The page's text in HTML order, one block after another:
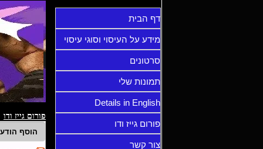
דף הבית
מידע על העיסוי וסוגי עיסוי
סרטונים
תמונות שלי
Details in English
פורום גייז ודו
צור קשר
פורום גייז ודו